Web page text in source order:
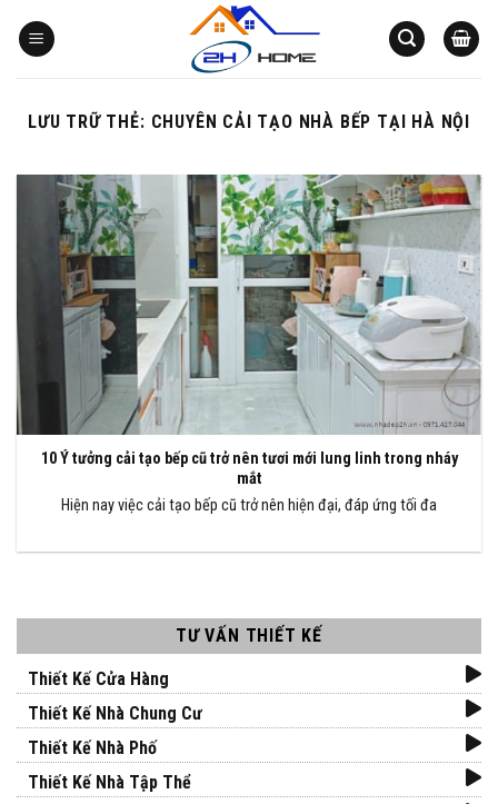
qua
LƯU TRỮ THẺ: CHUYÊN CẢI TẠO NHÀ BẾP TẠI HÀ NỘI
TƯ VẤN THIẾT KẾ
Thiết Kế Cửa Hàng
Thiết Kế Nhà Chung Cư
Thiết Kế Nhà Phố
Thiết Kế Nhà Tập Thể
10 Ý tưởng cải tạo bếp cũ trở nên tươi mới lung linh trong nháy
mắt
Hiện nay việc cải tạo bếp cũ trở nên hiện đại, đáp ứng tối đa